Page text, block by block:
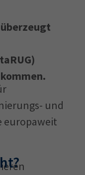
und
europaweit